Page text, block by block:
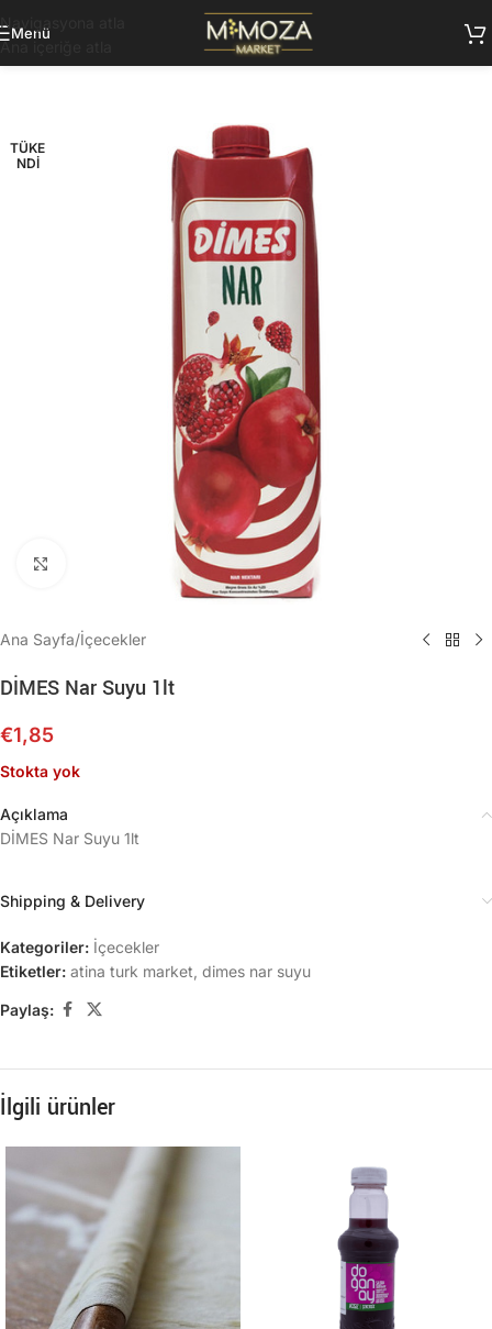
Navigasyona atla
Ana içeriğe atla
Menü
TÜKE
NDI
Büyütmek için tıklayın
Ana Sayfa/İçecekler
DİMES Nar Suyu 1lt
€1,85
Stokta yok
Açıklama
DİMES Nar Suyu 1lt
Shipping & Delivery
Kategoriler: İçecekler
Etiketler: atina turk market dimes nar suyu
Paylaş:
İlgili ürünler